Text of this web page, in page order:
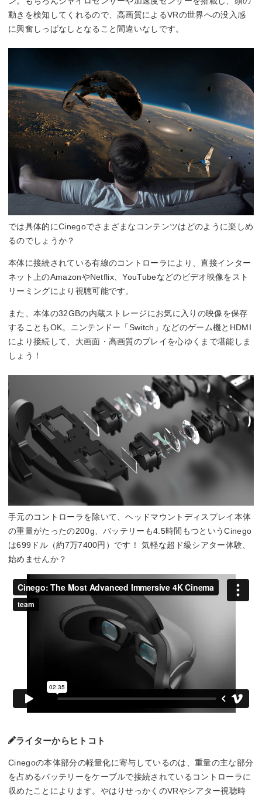
動きを検知してくれるので、高画質によるVRの世界への没入感
に興奮しっぱなしとなること間違いなしです。
では具体的にCinegoでさまざまなコンテンツはどのように楽しめ
るのでしょうか？
本体に接続されている有線のコントローラにより、直接インター
ネット上のAmazonやNetflix、YouTubeなどのビデオ映像をスト
リーミングにより視聴可能です。
また、本体の32GBの内蔵ストレージにお気に入りの映像を保存
することもOK。ニンテンドー「Switch」などのゲーム機とHDMI
により接続して、大画面・高画質のプレイを心ゆくまで堪能しま
しょう！
手元のコントローラを除いて、ヘッドマウントディスプレイ本体
の重量がたったの200g、バッテリーも4.5時間もつというCinego
は699ドル（約7万7400円）です！ 気軽な超ド級シアター体験、
始めませんか？
ライターからヒトコト
Cinegoの本体部分の軽量化に寄与しているのは、重量の主な部分
を占めるバッテリーをケーブルで接続されているコントローラに
収めたことによります。やはりせっかくのVRやシアター視聴時